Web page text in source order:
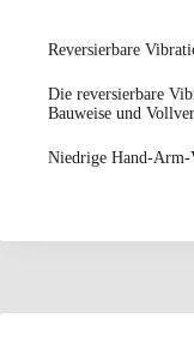
Reversierbare
Die reversierbare
Bauweise und
Niedrige Hand-Arm-